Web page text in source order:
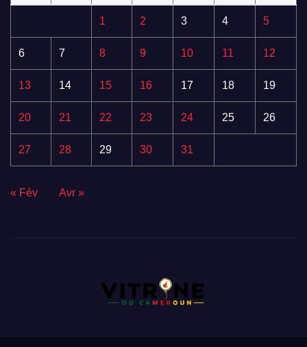
1 2 3 4 5
6 7 8 9 10 11 12
13 14 15 16 17 18 19
20 21 22 23 24 25 26
27 28 29 30 31
« Fév Avr »